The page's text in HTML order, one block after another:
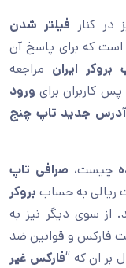
در کنار فیلتر شدن
است که برای پاسخ آن
ایران مراجعه
کاربران برای ورود
آدرس جدید تاپ چنج
چیست، صرافی تاپ
ریالی به حساب بروکر
از سوی دیگر نیز به
فارکس و قوانین ضد
بر ان که “فارکس غیر